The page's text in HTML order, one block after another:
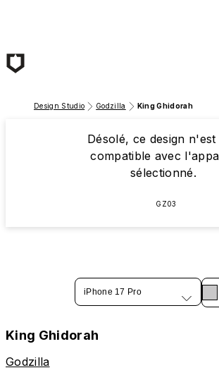
Design Studio Godzilla King Ghidorah
Désolé, ce design n'est
compatible avec
sélectionné.
GZ03
iPhone 17 Pro
King Ghidorah
Godzilla